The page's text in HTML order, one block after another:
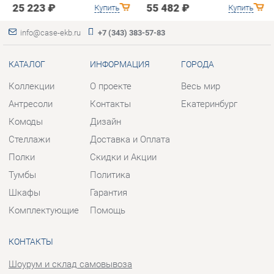
Коллекции
Комоды
Тумбы
Шкафы
Комплектующие
О проекте
Дизайн
Политика
Гарантия
Помощь
Весь мир
КОНТАКТЫ
Шоурум и склад самовывоза
Адрес: г. Березовский, ул.
Ленина, 2
Часы работы:
Пн - Пт:10:00 - 20:00 (GMT+5)